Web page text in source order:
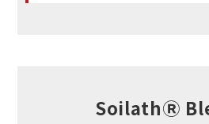
SoilathⓇ